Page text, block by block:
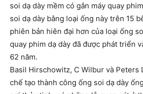
soi dạ dày mềm có gắn máy quay
soi dạ dày bằng loại ống này trên 15
phiên bản hiên đại hơn của loại ống
quay phim dạ dày đã được phát triển
62 năm.
Basil Hirschowitz, C Wilbur và Peters
chế tạo thành công ống soi dạ dày